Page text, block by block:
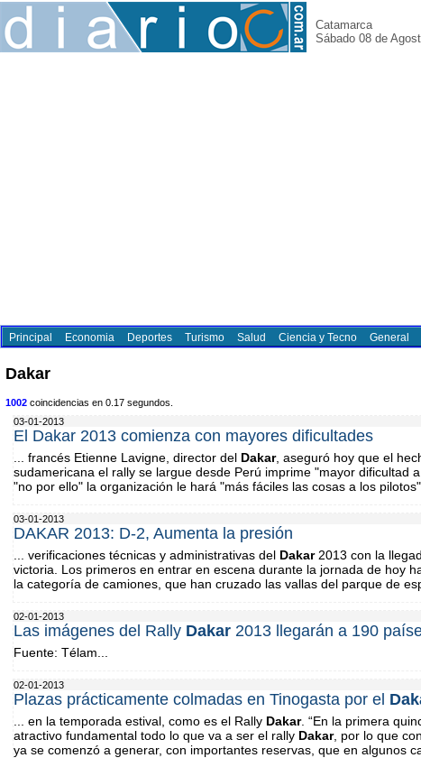
Catamarca
Sábado 08 de
Principal Economia Deportes Turismo Salud Ciencia y Tecno General
Dakar
1002 coincidencias en 0.17 segundos.
03-01-2013
El Dakar 2013 comienza con mayores dificultades
... francés Etienne Lavigne, director del Dakar, aseguró hoy que el
sudamericana el rally se largue desde Perú imprime "mayor dificultad
"no por ello" la organización le hará "más fáciles las cosas a los pilotos".
03-01-2013
DAKAR 2013: D-2, Aumenta la presión
... verificaciones técnicas y administrativas del Dakar2013 con la
victoria. Los primeros en entrar en escena durante la jornada de hoy
la categoría de camiones, que han cruzado las vallas del parque de
02-01-2013
Las imágenes del Rally Dakar 2013 llegarán a 190
Fuente: Télam...
02-01-2013
Plazas prácticamente colmadas en Tinogasta por el
... en la temporada estival, como es el Rally Dakar. “En la primera
atractivo fundamental todo lo que va a ser el rally Dakar, por lo que
ya se comenzó a generar, con importantes reservas, que en algunos